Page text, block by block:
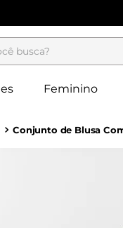
busca?
Feminino
Conjunto de Blusa